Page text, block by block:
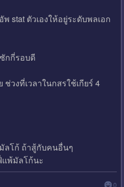
stat ตัวเองให้อยู่ระดับพลเอก
กกี่รอบดี
วงที่เวลาในกสรใช้เกียร์ 4
ลโก้ ถ้าสู้กับคนอื่นๆ
แพ้มัลโก้นะ
0